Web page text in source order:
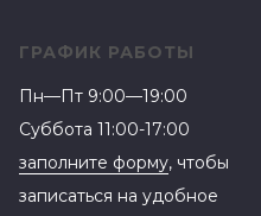
ГРАФИК РАБОТЫ
Пн—Пт 9:00—19:00
Суббота 11:00-17:00
заполните форму, чтобы
записаться на удобное